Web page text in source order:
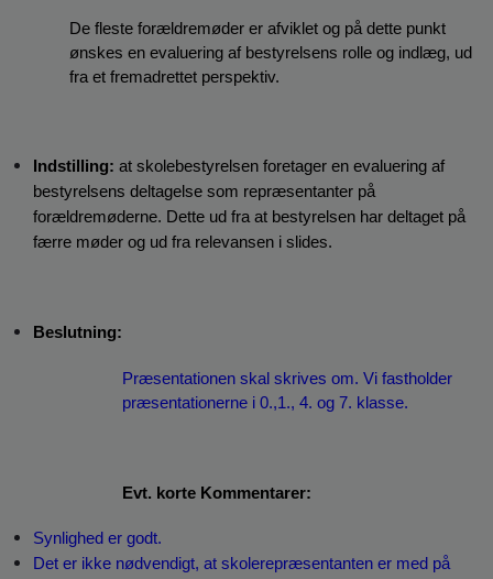
De fleste forældremøder er afviklet og på dette punkt
ønskes en evaluering af bestyrelsens rolle og indlæg, ud
fra et fremadrettet perspektiv.
Indstilling: at skolebestyrelsen foretager en evaluering af
bestyrelsens deltagelse som repræsentanter på
forældremøderne. Dette ud fra at bestyrelsen har deltaget på
færre møder og ud fra relevansen i slides.
Beslutning:
Præsentationen skal skrives om. Vi fastholder
præsentationerne i 0.,1., 4. og 7. klasse.
Evt. korte Kommentarer:
Synlighed er godt.
Det er ikke nødvendigt, at skolerepræsentanten er med på